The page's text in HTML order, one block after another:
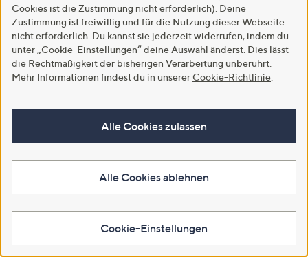
5
In den Warenkorb
von
5
Weitere Farben verfügbar
In den Warenkorb
STEFFEN SCHRAUT Cardigan
Cookies ist die Zustimmung nicht erforderlich). Deine
Zustimmung ist freiwillig und für die Nutzung dieser Webseite
nicht erforderlich. Du kannst sie jederzeit widerrufen, indem du
unter „Cookie-Einstellungen“ deine Auswahl änderst. Dies lässt
die Rechtmäßigkeit der bisherigen Verarbeitung unberührt.
Mehr Informationen findest du in unserer Cookie-Richtlinie
Alle Cookies zulassen
Alle Cookies ablehnen
Cookie-Einstellungen